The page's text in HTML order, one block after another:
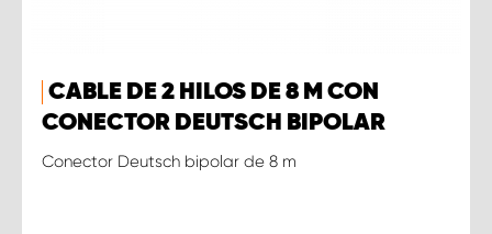
CABLE DE 2 HILOS DE 8 M CON
CONECTOR DEUTSCH BIPOLAR
Conector Deutsch bipolar de 8 m